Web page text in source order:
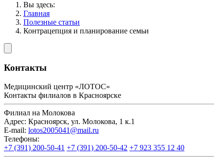
Вы здесь:
Главная
Полезные статьи
Контрацепция и планирование семьи
Контакты
Медицинский центр «ЛОТОС»
Контакты филиалов в Красноярске
Филиал на Молокова
Адрес: Красноярск, ул. Молокова, 1 к.1
E-mail: lotos2005041@mail.ru
Телефоны:
+7 (391) 200-50-41 +7 (391) 200-50-42 +7 923 355 12 40